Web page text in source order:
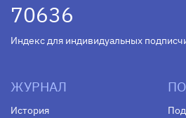
70636
Индекс для индивидуальных
ЖУРНАЛ
История